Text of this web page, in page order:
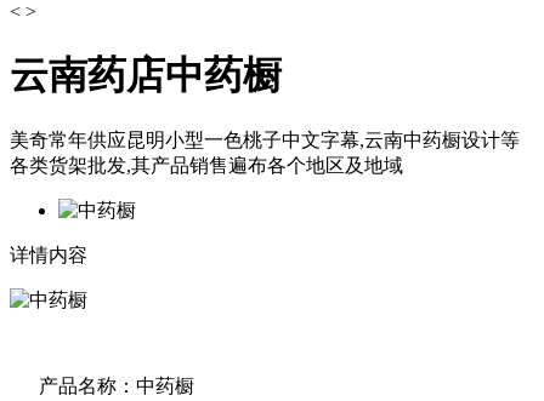
< >
云南药店中药橱
美奇常年供应昆明小型一色桃子中文字幕,云南中药橱设计等
各类货架批发,其产品销售遍布各个地区及地域
详情内容
产品名称：中药橱